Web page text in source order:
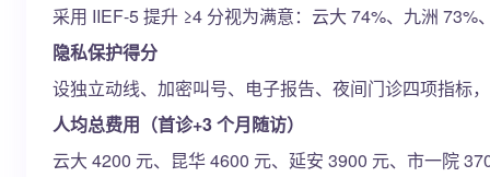
采用 IIEF-5 提升 ≥4 分视为满意：云大 74%、九洲
隐私保护得分
设独立动线、加密叫号、电子报告、夜间门诊四项指标
人均总费用（首诊+3 个月随访）
云大 4200 元、昆华 4600 元、延安 3900 元、市一院